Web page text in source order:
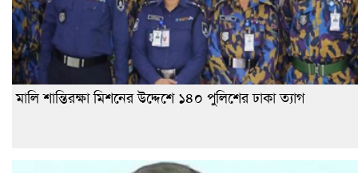
মালি শান্তিরক্ষা মিশনের উদ্দেশে ১৪০ পুলিশের ঢাকা ত্যাগ